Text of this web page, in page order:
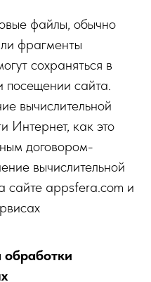
файлы, обычно
фрагменты
сохраняться в
посещении сайта.
вычислительной
Интернет, как это
договором-
вычислительной
сайте appsfera.com и